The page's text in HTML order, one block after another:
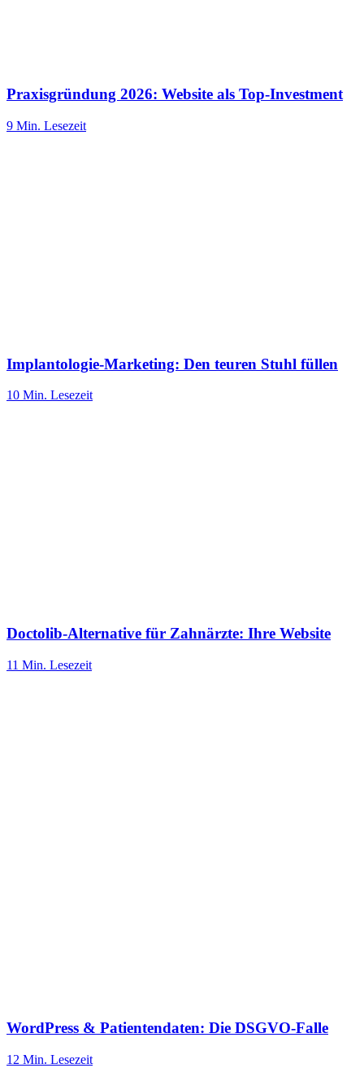
Praxisgründung 2026: Website als Top-Investment
9 Min. Lesezeit
Implantologie-Marketing: Den teuren Stuhl füllen
10 Min. Lesezeit
Doctolib-Alternative für Zahnärzte: Ihre Website
11 Min. Lesezeit
WordPress & Patientendaten: Die DSGVO-Falle
12 Min. Lesezeit